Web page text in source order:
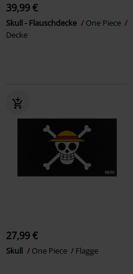
39,99 €
Skull - Flauschdecke
One Piece
Decke
27,99 €
Skull One Piece Flagge